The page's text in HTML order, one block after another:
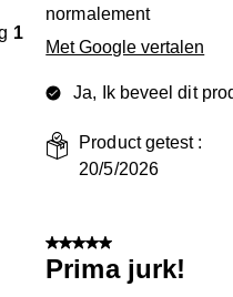
1
normalement
Met Google vertalen
Ja, Ik beveel dit
Product getest :
20/5/2026
5 van 5 sterren.
Prima jurk!